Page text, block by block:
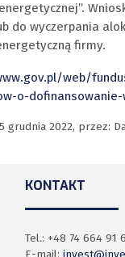
do wyczerpania
firmy.
web/
o-
5 grudnia 2022, przez:
KONTAKT
Tel.: +48 74 664 91
E-mail: